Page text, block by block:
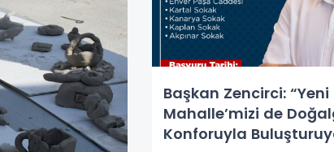
Başkan Zencirci: “Yeni
Mahalle’mizi de
Konforuyla